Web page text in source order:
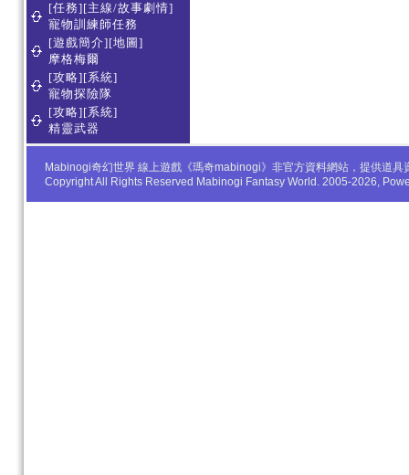
[任務][主線/故事劇情]
寵物訓練師任務
[遊戲簡介][地圖]
摩格梅爾
[攻略][系統]
寵物探險隊
[攻略][系統]
精靈武器
Mabinogi奇幻世界 線上遊戲《瑪奇mabinogi》非官方資料網站，提供道
Copyright All Rights Reserved Mabinogi Fantasy World. 2005-2026,